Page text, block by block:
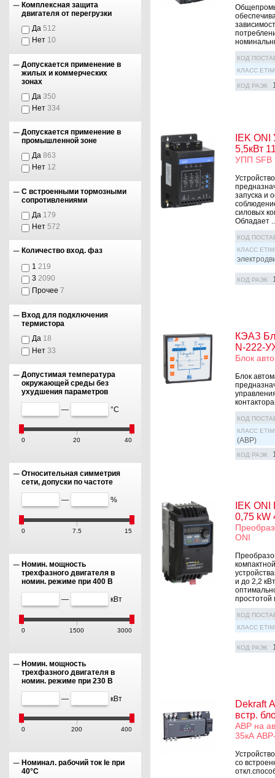
Комплексная защита
двигателя от перегрузки
Да 512
Нет 10
Допускается применение в
жилых и коммерческих
зонах
Да 350
Нет 334
Допускается применение в
промышленной зоне
Да 863
Нет 12
С встроенными тормозными
сопротивлениями
Да 179
Нет 572
Количество вход. фаз
1 219
3 2090
Прочее 7
Вход для подключения
термистора
Да 18
Нет 33
Допустимая температура
окружающей среды без
ухудшения параметров
— °C
0 20 40
Относительная симметрия
сети, допуски по частоте
— %
0 7.5 15
Номин. мощность
трехфазного двигателя в
номин. режиме при 400 В
— кВт
0 1500 3000
Номин. мощность
трехфазного двигателя в
номин. режиме при 230 В
— кВт
0 200 400
Номинал. рабочий ток Ie при
40°C
КОД
КЛАСС ETIM
КОД РАЭК
IEK
5,5кВт
УПП SFB
запуска и
силовых
Обладает
КОД
КЛАСС ETIM
КОД РАЭК
КЭАЗ
N-222-
Блок
Блок
КОД
КЛАСС ETIM
(АВР)
КОД РАЭК
IEK
0,75 kW
ONI
и до 2,2
простотой
КОД
КЛАСС ETIM
КОД РАЭК
Dekraft
встр.
АВР на
35кА
со